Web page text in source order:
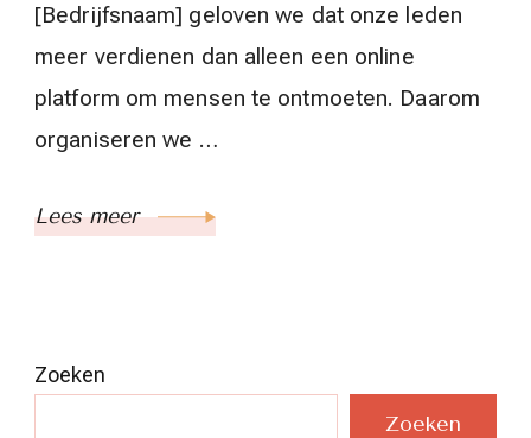
[Bedrijfsnaam] geloven we dat onze leden
meer verdienen dan alleen een online
platform om mensen te ontmoeten. Daarom
organiseren we …
Lees meer
Zoeken
Zoeken